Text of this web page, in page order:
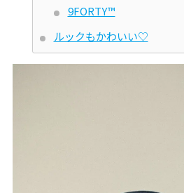
9FORTY™
ルックもかわいい♡